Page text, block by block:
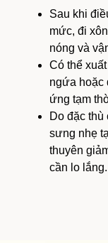
Sau khi
mức, đi
nóng và
Có thể
ngứa hoặc
ứng tạm
Do đặc
sưng nhẹ
thuyên
cần lo lắng.